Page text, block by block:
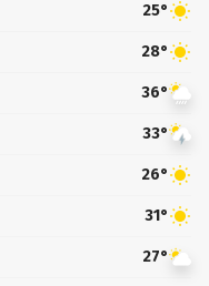
25°
28°
36°
33°
26°
31°
27°